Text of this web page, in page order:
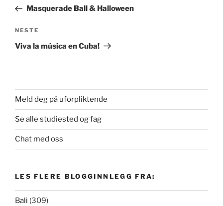
innlegg
Masquerade Ball & Halloween
Neste
innlegg
NESTE
Viva la música en Cuba!
Meld deg på uforpliktende
Se alle studiested og fag
Chat med oss
LES FLERE BLOGGINNLEGG FRA:
Bali (309)